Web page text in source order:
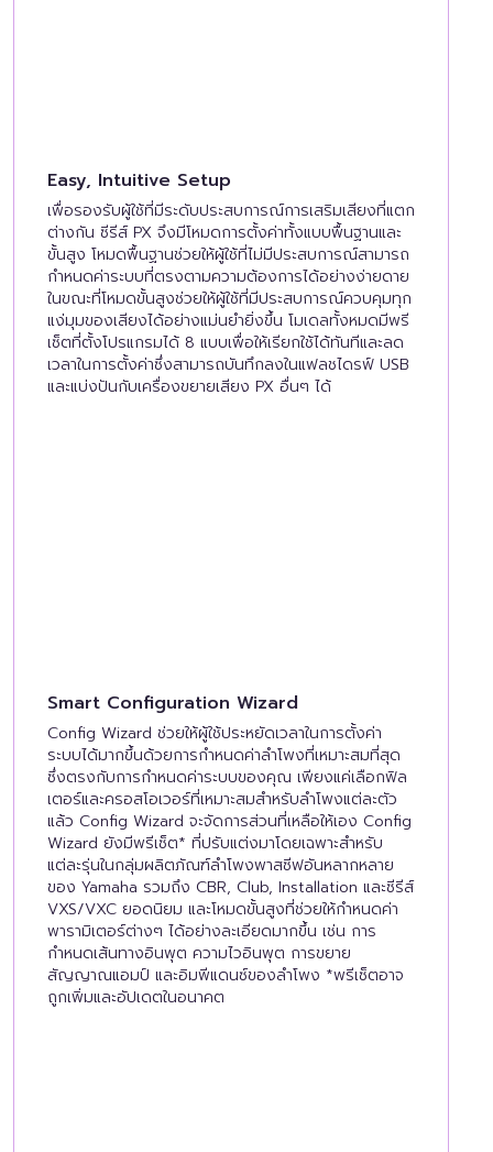
Easy, Intuitive Setup
เพื่อรองรับผู้ใช้ที่มีระดับประสบการณ์การเสริมเสียงที่แตก
ต่างกัน ซีรีส์ PX จึงมีโหมดการตั้งค่าทั้งแบบพื้นฐานและ
ขั้นสูง โหมดพื้นฐานช่วยให้ผู้ใช้ที่ไม่มีประสบการณ์สามารถ
กำหนดค่าระบบที่ตรงตามความต้องการได้อย่างง่ายดาย
ในขณะที่โหมดขั้นสูงช่วยให้ผู้ใช้ที่มีประสบการณ์ควบคุมทุก
แง่มุมของเสียงได้อย่างแม่นยำยิ่งขึ้น โมเดลทั้งหมดมีพรี
เซ็ตที่ตั้งโปรแกรมได้ 8 แบบเพื่อให้เรียกใช้ได้ทันทีและลด
เวลาในการตั้งค่าซึ่งสามารถบันทึกลงในแฟลชไดรฟ์ USB
และแบ่งปันกับเครื่องขยายเสียง PX อื่นๆ ได้
Smart Configuration Wizard
Config Wizard ช่วยให้ผู้ใช้ประหยัดเวลาในการตั้งค่า
ระบบได้มากขึ้นด้วยการกำหนดค่าลำโพงที่เหมาะสมที่สุด
ซึ่งตรงกับการกำหนดค่าระบบของคุณ เพียงแค่เลือกฟิล
เตอร์และครอสโอเวอร์ที่เหมาะสมสำหรับลำโพงแต่ละตัว
แล้ว Config Wizard จะจัดการส่วนที่เหลือให้เอง Config
Wizard ยังมีพรีเซ็ต* ที่ปรับแต่งมาโดยเฉพาะสำหรับ
แต่ละรุ่นในกลุ่มผลิตภัณฑ์ลำโพงพาสซีฟอันหลากหลาย
ของ Yamaha รวมถึง CBR, Club, Installation และซีรีส์
VXS/VXC ยอดนิยม และโหมดขั้นสูงที่ช่วยให้กำหนดค่า
พารามิเตอร์ต่างๆ ได้อย่างละเอียดมากขึ้น เช่น การ
กำหนดเส้นทางอินพุต ความไวอินพุต การขยาย
สัญญาณแอมป์ และอิมพีแดนซ์ของลำโพง *พรีเซ็ตอาจ
ถูกเพิ่มและอัปเดตในอนาคต